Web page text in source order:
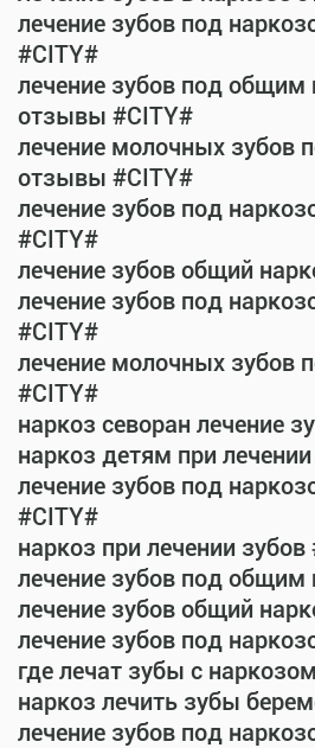
лечение зубов под
#CITY#
лечение зубов под общим
отзывы #CITY#
лечение молочных зубов
отзывы #CITY#
лечение зубов под
#CITY#
лечение зубов общий
лечение зубов под
#CITY#
лечение молочных зубов
#CITY#
наркоз севоран лечение
наркоз детям при
лечение зубов под
#CITY#
наркоз при лечении зубов
лечение зубов под общим
лечение зубов общий
лечение зубов под
где лечат зубы с
наркоз лечить зубы
лечение зубов под